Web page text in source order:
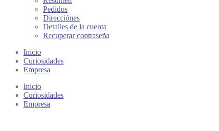
Pedidos
Direcciónes
Detalles de la cuenta
Recuperar contraseña
Inicio
Curiosidades
Empresa
Inicio
Curiosidades
Empresa